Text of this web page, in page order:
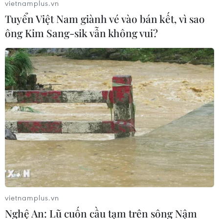
Công an vào cuộc điều tra vụ phá rừng
quy mô lớn ở tỉnh Đắk Nông
04/04/2017 10:44
Các đối tượng phá rừng thậm chí đã mang cả xe cơ
giới vào san ủi mở một con đường dài 300m, rộng 2,5-
3m; đắp một đập nước rộng 4m, dài 17m; lập barie, rào
lưới B40 để kiểm soát đường vào.
TIN CÙNG CHUYÊN MỤC
vietnamplus.vn
Tuyển Việt Nam giành vé vào bán kết, vì sao
ông Kim Sang-sik vẫn không vui?
vietnamplus.vn
Nghệ An: Lũ cuốn cầu tạm trên sông Nậm